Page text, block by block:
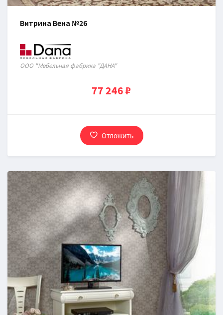
Витрина Вена №26
ООО "Мебельная фабрика "ДАНА"
77 246 ₽
Отложить